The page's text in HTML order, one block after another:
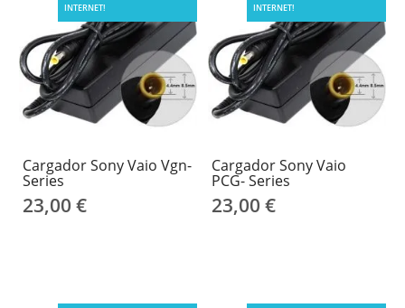
Cargador Sony Vaio Vgn-
Series
23,00 €
INTERNET!
Cargador Sony Vaio
PCG- Series
23,00 €
INTERNET!